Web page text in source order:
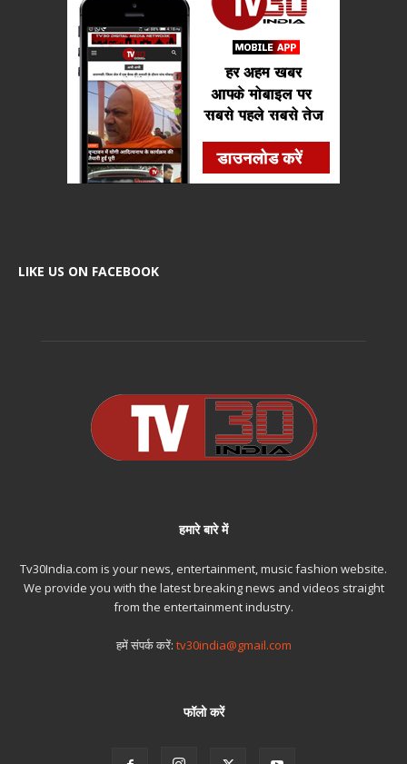
LIKE US ON FACEBOOK
हमारे बारे में
Tv30India.com is your news, entertainment, music fashion website.
We provide you with the latest breaking news and videos straight
from the entertainment industry.
हमें संपर्क करें: tv30india@gmail.com
फॉलो करें